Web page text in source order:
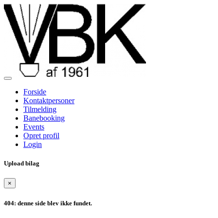
Forside
Kontaktpersoner
Tilmelding
Banebooking
Events
Opret profil
Login
Upload bilag
×
404: denne side blev ikke fundet.